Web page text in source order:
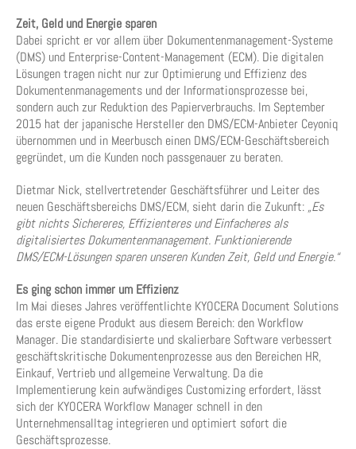
Zeit, Geld und Energie sparen
Dabei spricht er vor allem über Dokumentenmanagement-Systeme
(DMS) und Enterprise-Content-Management (ECM). Die digitalen
Lösungen tragen nicht nur zur Optimierung und Effizienz des
Dokumentenmanagements und der Informationsprozesse bei,
sondern auch zur Reduktion des Papierverbrauchs. Im September
2015 hat der japanische Hersteller den DMS/ECM-Anbieter Ceyoniq
übernommen und in Meerbusch einen DMS/ECM-Geschäftsbereich
gegründet, um die Kunden noch passgenauer zu beraten.
Dietmar Nick, stellvertretender Geschäftsführer und Leiter des
neuen Geschäftsbereichs DMS/ECM, sieht darin die Zukunft: „Es
gibt nichts Sichereres, Effizienteres und Einfacheres als
digitalisiertes Dokumentenmanagement. Funktionierende
DMS/ECM-Lösungen sparen unseren Kunden Zeit, Geld und Energie.“
Es ging schon immer um Effizienz
Im Mai dieses Jahres veröffentlichte KYOCERA Document Solutions
das erste eigene Produkt aus diesem Bereich: den Workflow
Manager. Die standardisierte und skalierbare Software verbessert
geschäftskritische Dokumentenprozesse aus den Bereichen HR,
Einkauf, Vertrieb und allgemeine Verwaltung. Da die
Implementierung kein aufwändiges Customizing erfordert, lässt
sich der KYOCERA Workflow Manager schnell in den
Unternehmensalltag integrieren und optimiert sofort die
Geschäftsprozesse.